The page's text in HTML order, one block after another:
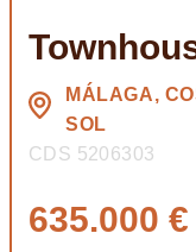
MÁLAGA,
SOL
CDS 5206303
635.000 €